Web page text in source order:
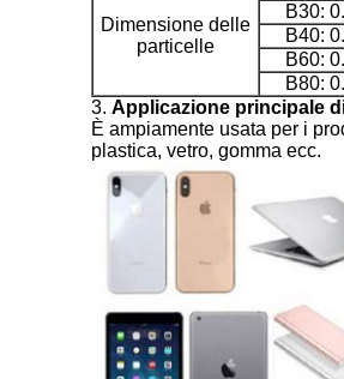
Dimensione delle
particelle
B30:
B40:
B60:
B80:
3. Applicazione principale
È ampiamente usata per i
plastica, vetro, gomma ecc.